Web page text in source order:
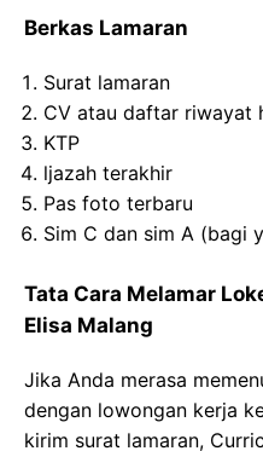
Berkas Lamaran
Surat lamaran
CV atau daftar riwayat
KTP
ljazah terakhir
Pas foto terbaru
Sim C dan sim A (bagi
Tata Cara Melamar
Elisa Malang
Jika Anda merasa
dengan lowongan kerja
kirim surat lamaran,